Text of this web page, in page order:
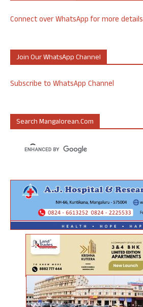
Connect over WhatsApp for more details
Join Our WhatsApp Channel
Subscribe to WhatsApp Channel
Search Mangalorean.com